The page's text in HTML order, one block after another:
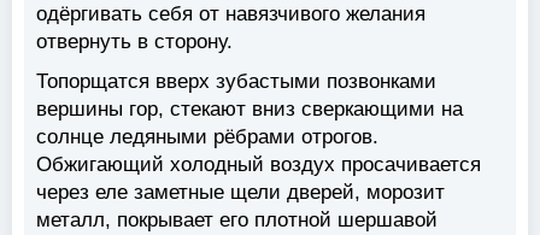
одёргивать себя от навязчивого желания
отвернуть в сторону.
Топорщатся вверх зубастыми позвонками
вершины гор, стекают вниз сверкающими на
солнце ледяными рёбрами отрогов.
Обжигающий холодный воздух просачивается
через еле заметные щели дверей, морозит
металл, покрывает его плотной шершавой